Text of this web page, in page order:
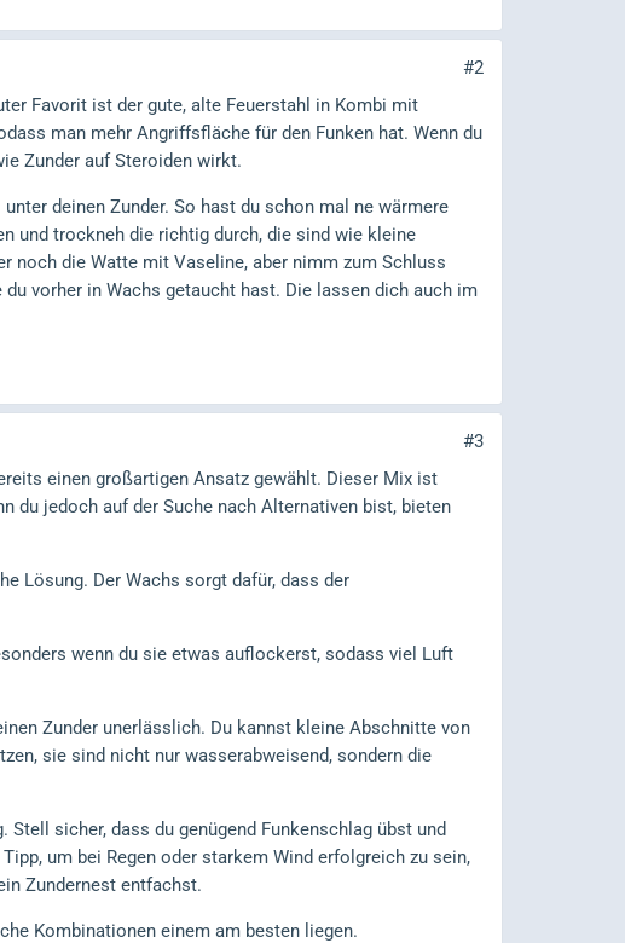
#2
Favorit ist der gute, alte Feuerstahl in Kombi mit
man mehr Angriffsfläche für den Funken hat. Wenn du
Zunder auf Steroiden wirkt.
deinen Zunder. So hast du schon mal ne wärmere
und trockneh die richtig durch, die sind wie kleine
noch die Watte mit Vaseline, aber nimm zum Schluss
vorher in Wachs getaucht hast. Die lassen dich auch im
#3
einen großartigen Ansatz gewählt. Dieser Mix ist
du jedoch auf der Suche nach Alternativen bist, bieten
Lösung. Der Wachs sorgt dafür, dass der
wenn du sie etwas auflockerst, sodass viel Luft
Zunder unerlässlich. Du kannst kleine Abschnitte von
sie sind nicht nur wasserabweisend, sondern die
sicher, dass du genügend Funkenschlag übst und
um bei Regen oder starkem Wind erfolgreich zu sein,
Zundernest entfachst.
Kombinationen einem am besten liegen.